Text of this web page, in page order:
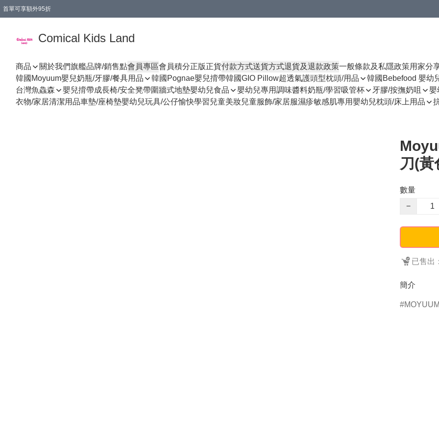
首單可享額外95折
Comical Kids Land
商品 關於我們旗艦品牌/銷售點會員專區會員積分正版正貨付款方式送貨方式退貨及退款政策一般條款及私隱政策用家分
韓國Moyuum嬰兒奶瓶/牙膠/餐具用品
韓國Pognae嬰兒揹帶韓國GIO Pillow超透氣護頭型枕頭/用品 韓國Bebefood 嬰幼
台灣魚鱻森
嬰兒揹帶成長椅/安全凳帶圍牆式地墊嬰幼兒食品 嬰幼兒專用調味醬料奶瓶/學習吸管杯 牙膠/按撫奶咀 嬰
衣物/家居清潔用品車墊/座椅墊嬰幼兒玩具/公仔愉快學習兒童美妝兒童服飾/家居服濕疹敏感肌專用嬰幼兒枕頭/床上用品
刀(黃
數量
−
已售出
簡介
MOYUUM